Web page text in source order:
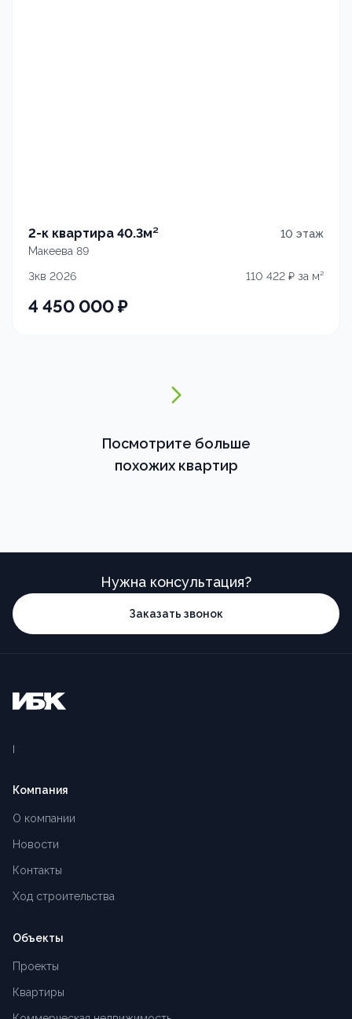
2-к квартира 40.3м² 10 этаж
Макеева 89
3кв 2026
110 422 ₽ за м²
4 450 000₽
Посмотрите больше
похожих квартир
Нужна консультация?
Заказать звонок
Компания
О компании
Новости
Контакты
Ход строительства
Объекты
Проекты
Квартиры